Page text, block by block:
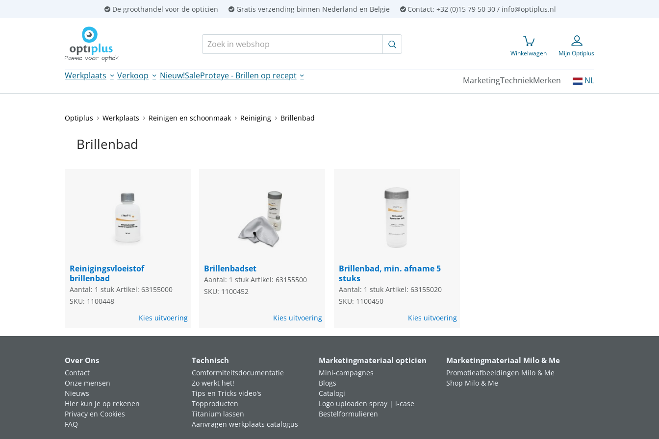
De groothandel voor de opticien Gratis verzending binnen Nederland en Belgie Contact: +32 (0)15 79 50 30 / info@optiplus.nl
Winkelwagen Mijn Optiplus
Zoeken:
Werkplaats Verkoop Nieuw!SaleProteye - Brillen op recept MarketingTechniekMerken
Kies
uw
NL
Optiplus Werkplaats Reinigen en schoonmaak Reiniging Brillenbad
Brillenbad
Reinigingsvloeistof
brillenbad
Aantal: 1 stuk Artikel: 63155000
SKU: 1100448
Kies uitvoering
Brillenbadset
Aantal: 1 stuk Artikel: 63155500
SKU: 1100452
Kies uitvoering
Brillenbad, min. afname 5
stuks
Aantal: 1 stuk Artikel: 63155020
SKU: 1100450
Kies uitvoering
Over Ons
Contact
Onze mensen
Nieuws
Hier kun je op rekenen
Privacy en Cookies
FAQ
Technisch
Comformiteitsdocumentatie
Zo werkt het!
Tips en Tricks video's
Topproducten
Titanium lassen
Aanvragen werkplaats catalogus
Marketingmateriaal opticien
Mini-campagnes
Blogs
Catalogi
Logo uploaden spray | i-case
Bestelformulieren
Marketingmateriaal Milo & Me
Promotieafbeeldingen Milo & Me
Shop Milo & Me